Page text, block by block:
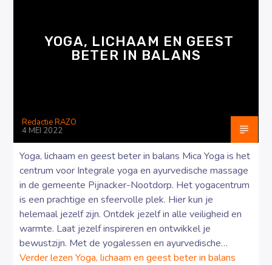
YOGA, LICHAAM EN GEEST
BETER IN BALANS
Redactie RAZO
4 MEI 2022
Yoga, lichaam en geest beter in balans Mica Yoga is het
centrum voor Integrale yoga en ayurvedische massage
in de gemeente Pijnacker-Nootdorp. Het yogacentrum
is een prachtige en sfeervolle plek. Hier kun je
helemaal jezelf zijn. Ontdek jezelf in alle veiligheid en
warmte. Laat jezelf inspireren en ontwikkel je
bewustzijn. Met de yogalessen en ayurvedische…
Verder lezen Yoga, lichaam en geest beter in balans